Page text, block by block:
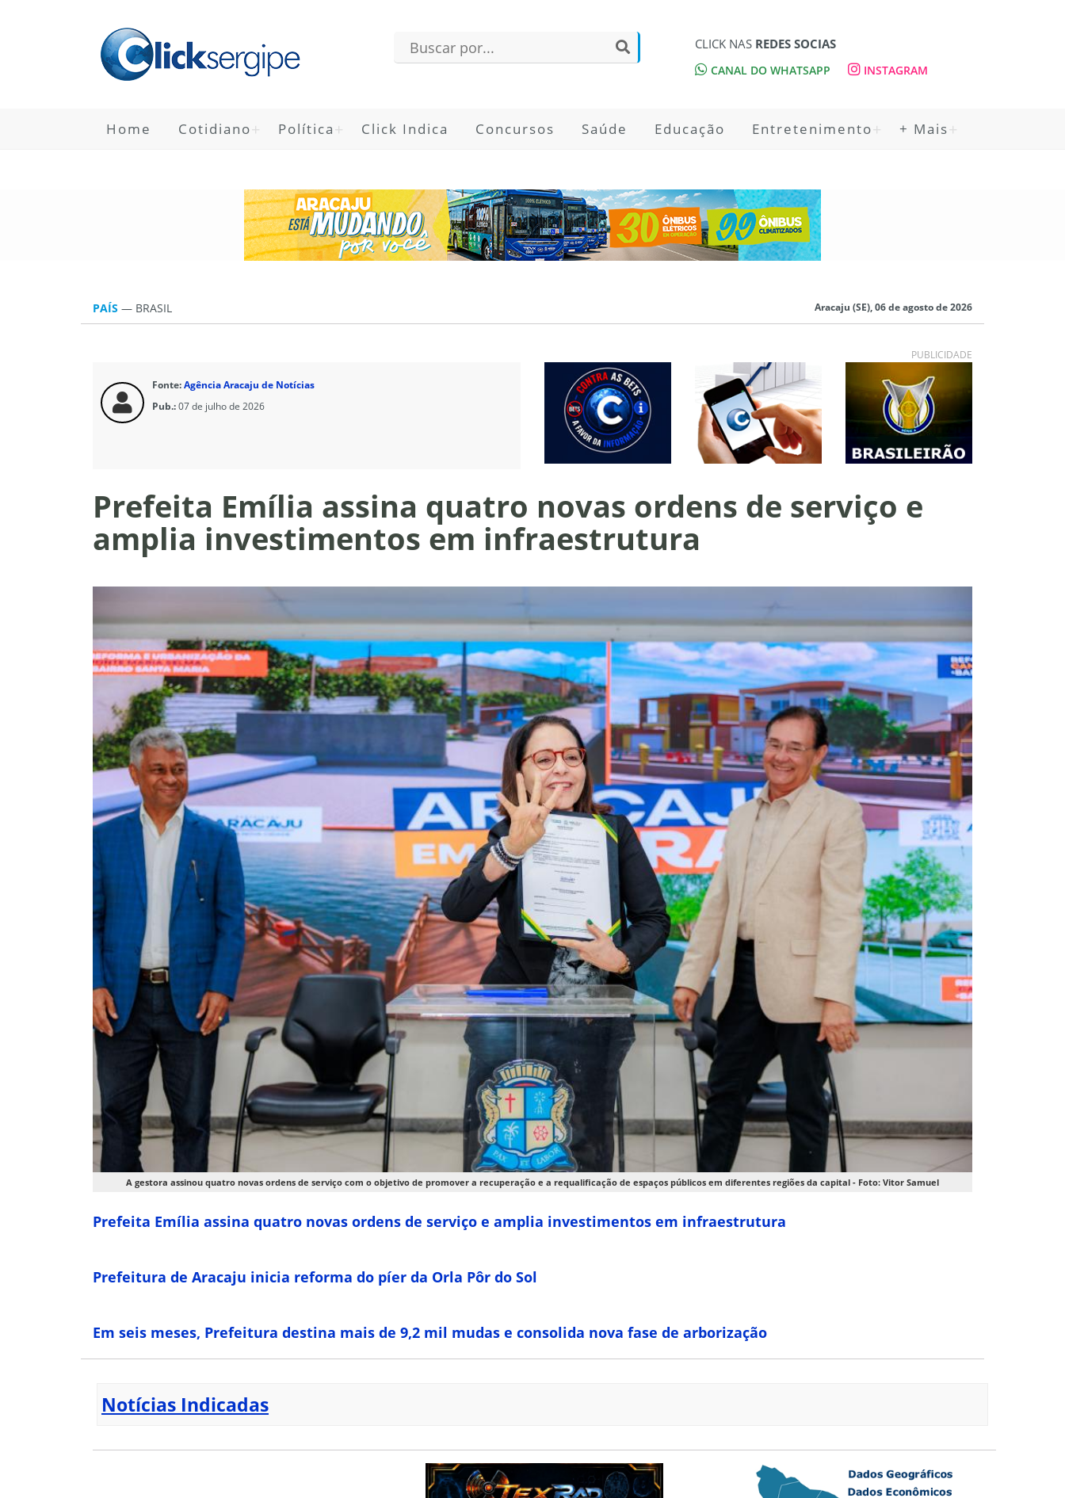
CLICK NAS REDES SOCIAS
CANAL DO WHATSAPP INSTAGRAM
Home Cotidiano Política Click Indica Concursos Saúde Educação Entretenimento + Mais
PAÍS — BRASIL Aracaju (SE), 06 de agosto de 2026
PUBLICIDADE
Fonte:Agência Aracaju de Notícias
Pub.:07 de julho de 2026
Prefeita Emília assina quatro novas ordens de serviço e
amplia investimentos em infraestrutura
A gestora assinou quatro novas ordens de serviço com o objetivo de promover a recuperação e a requalificação de espaços públicos em diferentes regiões da capital - Foto: Vitor Samuel
Prefeita Emília assina quatro novas ordens de serviço e amplia investimentos em infraestrutura
Prefeitura de Aracaju inicia reforma do píer da Orla Pôr do Sol
Em seis meses, Prefeitura destina mais de 9,2 mil mudas e consolida nova fase de arborização
Notícias Indicadas